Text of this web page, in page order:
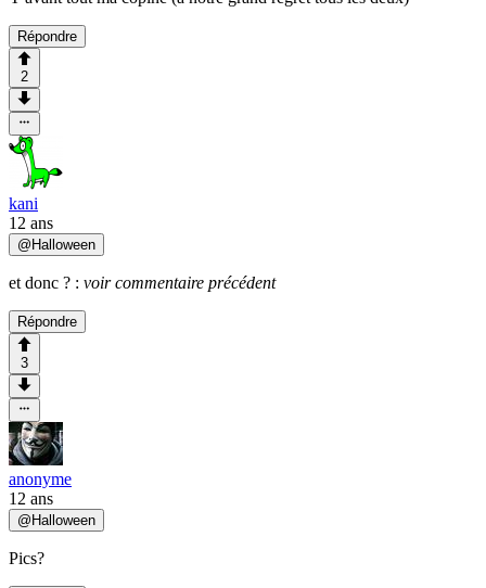
Répondre
2
kani
12 ans
@ Halloween
et donc ? : voir commentaire précédent
Répondre
3
anonyme
12 ans
@ Halloween
Pics?